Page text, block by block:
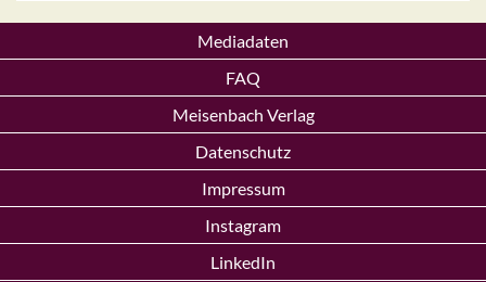
Mediadaten
FAQ
Meisenbach Verlag
Datenschutz
Impressum
Instagram
LinkedIn